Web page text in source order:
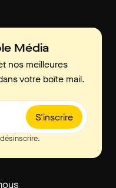
Média
nos meilleures
votre boîte mail.
S'inscrire